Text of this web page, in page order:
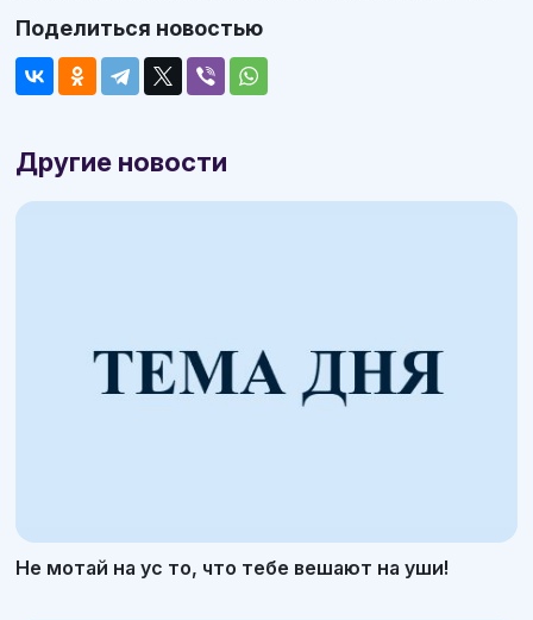
Поделиться новостью
Другие новости
Не мотай на ус то, что тебе вешают на уши!